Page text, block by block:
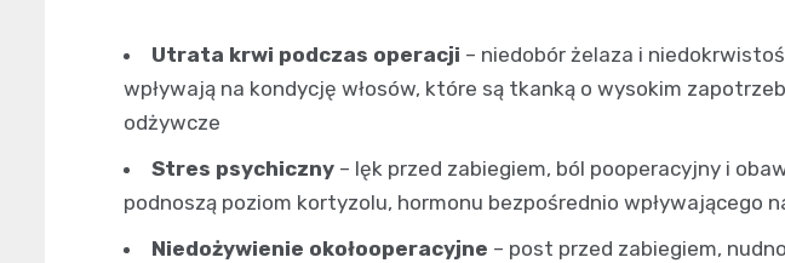
Utrata krwi podczas operacji – niedobór żelaza i
wpływają na kondycję włosów, które są tkanką o wysokim
odżywcze
Stres psychiczny – lęk przed zabiegiem, ból pooperacyjny i
podnoszą poziom kortyzolu, hormonu bezpośrednio wpływającego
Niedożywienie okołooperacyjne – post przed zabiegiem,